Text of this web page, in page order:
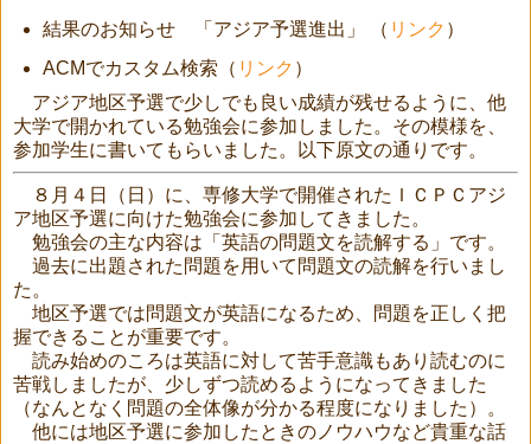
結果のお知らせ 「アジア予選進出」 （ リンク ）
ACMでカスタム検索（ リンク ）
アジア地区予選で少しでも良い成績が残せるように、他
大学で開かれている勉強会に参加しました。その模様を、
参加学生に書いてもらいました。以下原文の通りです。
８月４日（日）に、専修大学で開催されたＩＣＰＣアジ
ア地区予選に向けた勉強会に参加してきました。
勉強会の主な内容は「英語の問題文を読解する」です。
過去に出題された問題を用いて問題文の読解を行いまし
た。
地区予選では問題文が英語になるため、問題を正しく把
握できることが重要です。
読み始めのころは英語に対して苦手意識もあり読むのに
苦戦しましたが、少しずつ読めるようになってきました
（なんとなく問題の全体像が分かる程度になりました）。
他には地区予選に参加したときのノウハウなど貴重な話